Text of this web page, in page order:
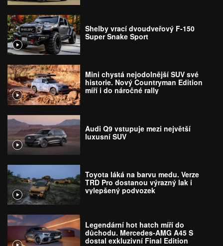
Shelby vrací dvoudveřový F-150
Super Snake Sport
Mini chystá nejodolnější SUV své
historie. Nový Countryman Edition
míří i do náročné rally
Audi Q9 vstupuje mezi největší
luxusní SUV
Toyota láká na barvu medu. Verze
TRD Pro dostanou výrazný lak i
vylepšený podvozek
Legendární hot hatch míří do
důchodu. Mercedes-AMG A45 S
dostal exkluzivní Final Edition